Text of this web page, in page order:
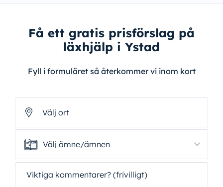
Få ett gratis prisförslag på
läxhjälp i Ystad
Fyll i formuläret så återkommer vi inom kort
Välj ort
Välj ämne/ämnen
Välj ämne/ämnen
Viktiga kommentarer? (frivilligt)